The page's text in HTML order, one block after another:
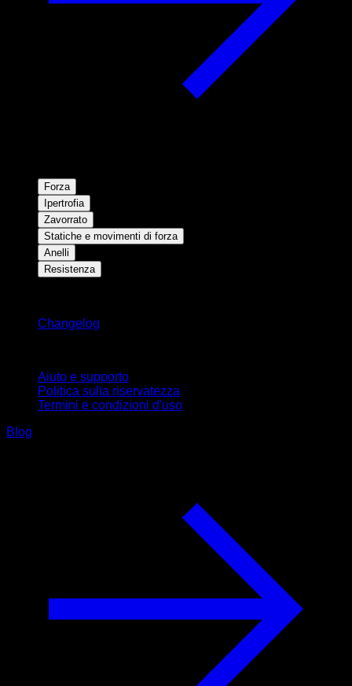
Forza
Ipertrofia
Zavorrato
Statiche e movimenti di forza
Anelli
Resistenza
Changelog
Aiuto e supporto
Politica sulla riservatezza
Termini e condizioni d'uso
Blog